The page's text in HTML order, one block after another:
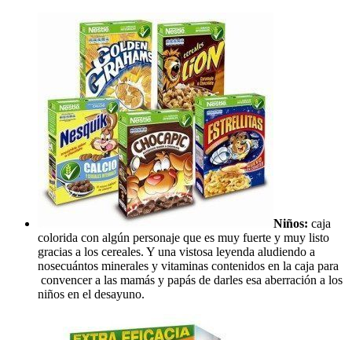
Niños: caja
colorida con algún personaje que es muy fuerte y muy listo
gracias a los cereales. Y una vistosa leyenda aludiendo a
nosecuántos minerales y vitaminas contenidos en la caja para
convencer a las mamás y papás de darles esa aberración a los
niños en el desayuno.